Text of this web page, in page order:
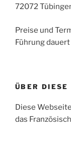
72072
Preise und
Führung
ÜBER DIESE
Diese
das